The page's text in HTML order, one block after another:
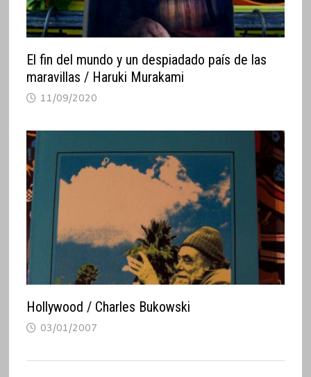
El fin del mundo y un despiadado país de las
maravillas / Haruki Murakami
11/09/2020
Hollywood / Charles Bukowski
03/01/2007